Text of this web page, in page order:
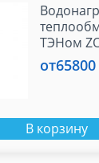
ТЭНом
(5 кВт),
от
В корзину